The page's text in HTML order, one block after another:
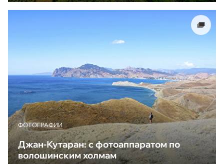
ФОТОГРАФИИ
Джан-Кутаран: с фотоаппаратом по
волошинским холмам